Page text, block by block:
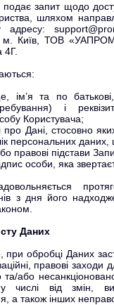
подає запит щодо
шляхом
адресу:
м. Київ, ТОВ
4Г.
ім’я та по
і
Користувача;
про Дані, стосовно
персональних даних,
правові підстави
особи, яка
з дня його
Даних
обробці Даних
правові заходи
та/або
числі від змін,
а також інших